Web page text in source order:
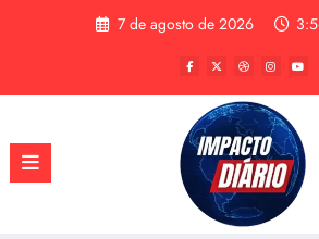
7 de agosto de 2026